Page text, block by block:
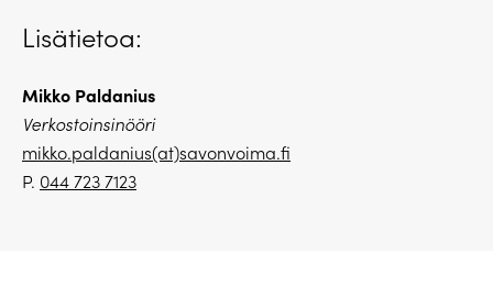
Lisätietoa:
Mikko Paldanius
Verkostoinsinööri
mikko.paldanius(at)savonvoima.fi
P. 044 723 7123